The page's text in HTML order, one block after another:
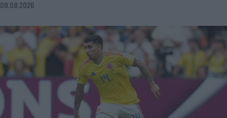
09.08.2026